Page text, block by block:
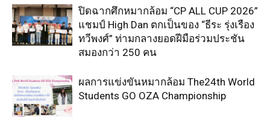
ปิดฉากศึกหมากล้อม “CP ALL CUP 2026”
แชมป์ High Dan ตกเป็นของ “ธีระ รุ่งเรือง
ทวีพงศ์” ท่ามกลางยอดฝีมือร่วมประชัน
สมองกว่า 250 คน
ผลการแข่งขันหมากล้อม The24th World
Students GO OZA Championship